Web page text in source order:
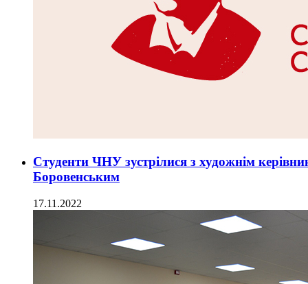
Студенти ЧНУ зустрілися з художнім
Боровенським
17.11.2022